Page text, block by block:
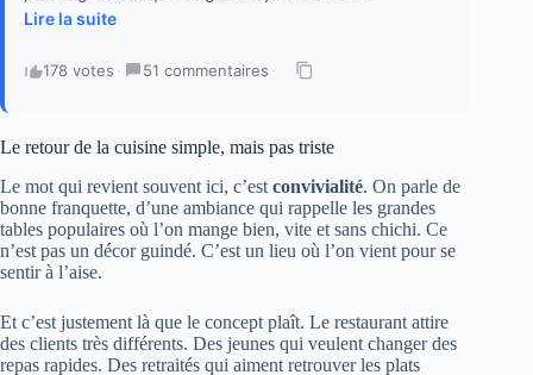
Lire la suite
178 votes · 51 commentaires ·
Le retour de la cuisine simple, mais pas triste
Le mot qui revient souvent ici, c’est convivialité. On parle de
bonne franquette, d’une ambiance qui rappelle les grandes
tables populaires où l’on mange bien, vite et sans chichi. Ce
n’est pas un décor guindé. C’est un lieu où l’on vient pour se
sentir à l’aise.
Et c’est justement là que le concept plaît. Le restaurant attire
des clients très différents. Des jeunes qui veulent changer des
repas rapides. Des retraités qui aiment retrouver les plats